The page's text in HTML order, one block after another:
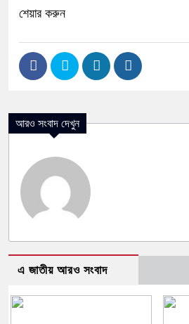
শেয়ার করুন
আরও সংবাদ দেখুন
এ জাতীয় আরও সংবাদ